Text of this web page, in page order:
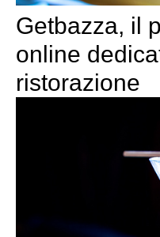
Getbazza, il
online
ristorazione